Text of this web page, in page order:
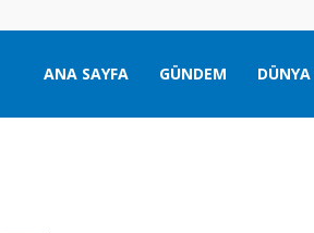
ANA SAYFA GÜNDEM DÜNYA